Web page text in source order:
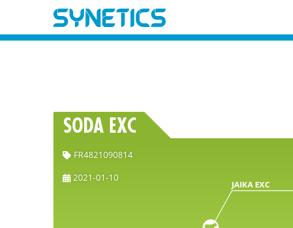
SODA EXC
FR4821090814
2021-01-10
JAIKA EXC